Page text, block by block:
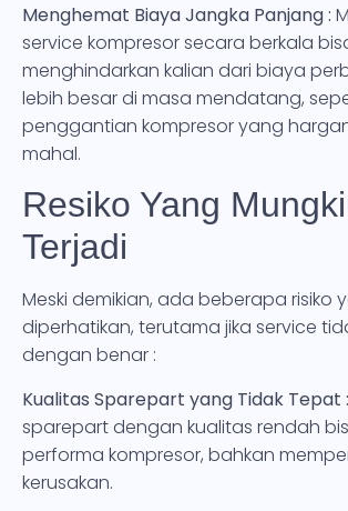
Menghemat Biaya Jangka Panjang :
service kompresor secara berkala
menghindarkan kalian dari biaya
lebih besar di masa mendatang,
penggantian kompresor yang
mahal.
Resiko Yang
Terjadi
Meski demikian, ada beberapa risiko
diperhatikan, terutama jika service
dengan benar :
Kualitas Sparepart yang Tidak Tepat :
sparepart dengan kualitas rendah
performa kompresor, bahkan
kerusakan.